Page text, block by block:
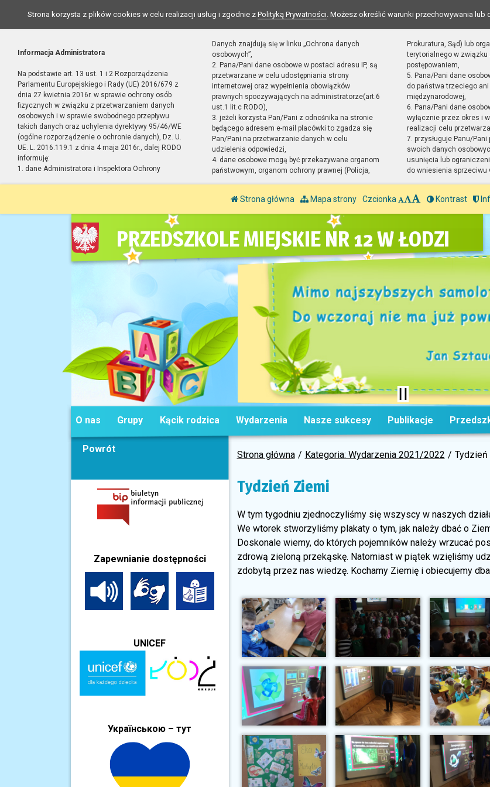
Strona korzysta z plików cookies w celu realizacji usług i zgodnie z Polityką Prywatności. Możesz określić warunki przechowywania
Informacja Administratora
Na podstawie art. 13 ust. 1 i 2 Rozporządzenia
Parlamentu Europejskiego i Rady (UE) 2016/679 z
dnia 27 kwietnia 2016r. w sprawie ochrony osób
fizycznych w związku z przetwarzaniem danych
osobowych i w sprawie swobodnego przepływu
takich danych oraz uchylenia dyrektywy 95/46/WE
(ogólne rozporządzenie o ochronie danych), Dz. U.
UE. L. 2016.119.1 z dnia 4 maja 2016r., dalej RODO
informuję:
1. dane Administratora i Inspektora Ochrony
Danych znajdują się w linku „Ochrona danych
osobowych”,
2. Pana/Pani dane osobowe w postaci adresu IP, są
przetwarzane w celu udostępniania strony
internetowej oraz wypełnienia obowiązków
prawnych spoczywających na administratorze(art.6
ust.1 lit.c RODO),
3. jeżeli korzysta Pan/Pani z odnośnika na stronie
będącego adresem e-mail placówki to zgadza się
Pan/Pani na przetwarzanie danych w celu
udzielenia odpowiedzi,
4. dane osobowe mogą być przekazywane organom
państwowym, organom ochrony prawnej (Policja,
Prokuratura, Sąd) lub
terytorialnego w związku
postępowaniem,
5. Pana/Pani dane
do państwa trzeciego
międzynarodowej,
6. Pana/Pani dane
wyłącznie przez okres i
realizacji celu
7. przysługuje Panu/
swoich danych
usunięcia lub
do wniesienia sprzeciwu
Strona główna Mapa strony Czcionka Kontrast
PRZEDSZKOLE MIEJSKIE NR 12 W ŁODZI
O nas Grupy Kącik rodzica Wydarzenia Nasze sukcesy Publikacje
Strona główna Kategoria: Wydarzenia 2021/2022 Tydzień
Tydzień Ziemi
W tym tygodniu zjednoczyliśmy się wszyscy w naszych
We wtorek stworzyliśmy plakaty o tym, jak należy dbać o
Doskonale wiemy, do których pojemników należy wrzucać
zdrową zieloną przekąskę. Natomiast w piątek wzięliśmy
zdobytą przez nas wiedzę. Kochamy Ziemię i obiecujemy
Powrót
Zapewnianie dostępności
UNICEF
Українською – тут